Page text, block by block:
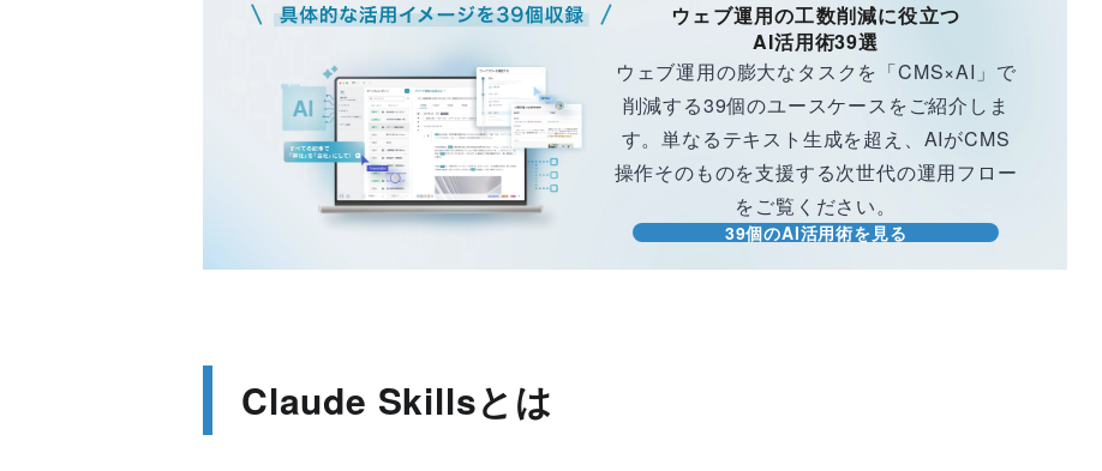
ウェブ運用の工数削減に役立つ
AI活用術39選
ウェブ運用の膨大なタスクを「CMS×AI」で
削減する39個のユースケースをご紹介しま
す。単なるテキスト生成を超え、AIがCMS
操作そのものを支援する次世代の運用フロー
をご覧ください。
39個のAI活用術を見る
Claude Skillsとは